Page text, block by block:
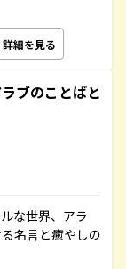
詳細を見る
ブのことばと
な世界、アラ
名言と癒やしの